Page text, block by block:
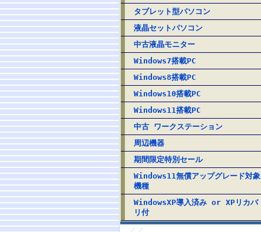
タブレット型パソコン
液晶セットパソコン
中古液晶モニター
Windows7搭載PC
Windows8搭載PC
Windows10搭載PC
Windows11搭載PC
中古 ワークステーション
周辺機器
期間限定特別セール
Windows11無償アップグレード対象
機種
WindowsXP導入済み or XPリカバ
リ付